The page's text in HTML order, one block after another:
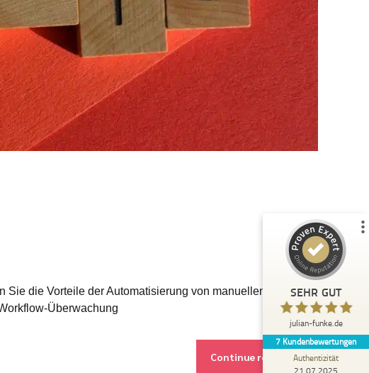
die Vorteile der Automatisierung von manuellen
Überwachung
Continue reading
SEHR GUT
julian-funke.de
7 Kundenbewertungen
Authentizität
21.07.2025
Kundenbewertungen und Erfahrungen zu
julian-funke.de
100
%
Empfehlungen auf
ProvenExpert.com
SEHR GUT
4,87
/
5,00
Erfahren Sie mehr über dieses Bewertungssiegel
Anonym
5,00
Julian Funke ist ein wirklicher Experte im KI
Bereich, der auch den technischen
Background mitbringt und Wis...